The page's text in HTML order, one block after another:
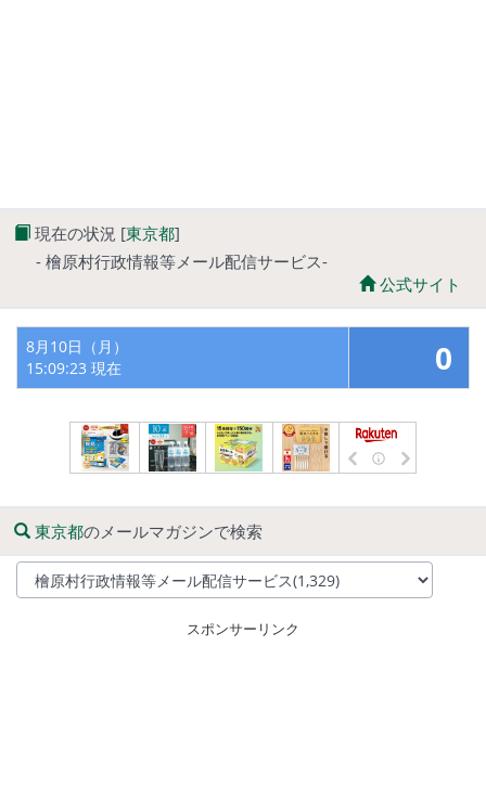
現在の状況 [東京都]
- 檜原村行政情報等メール配信サービス-
公式サイト
8月10日（月）
15:09:23 現在
0
東京都のメールマガジンで検索
スポンサーリンク